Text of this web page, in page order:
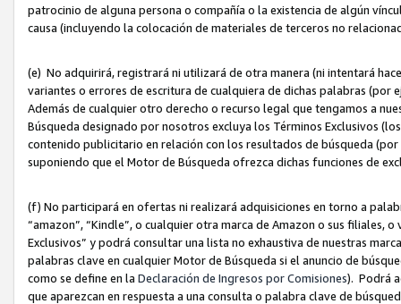
patrocinio de alguna persona o compañía o la existencia de algún
causa (incluyendo la colocación de materiales de terceros no
(e) No adquirirá, registrará ni utilizará de otra manera (ni intentará
variantes o errores de escritura de cualquiera de dichas palabras (por
Además de cualquier otro derecho o recurso legal que tengamos a
Búsqueda designado por nosotros excluya los Términos Exclusivos
contenido publicitario en relación con los resultados de búsqueda
suponiendo que el Motor de Búsqueda ofrezca dichas funciones de
(f) No participará en ofertas ni realizará adquisiciones en torno a
“amazon”, “Kindle”, o cualquier otra marca de Amazon o sus filiales,
Exclusivos” y podrá consultar una lista no exhaustiva de nuestras
palabras clave en cualquier Motor de Búsqueda si el anuncio de
como se define en la Declaración de Ingresos por Comisiones). Podrá
que aparezcan en respuesta a una consulta o palabra clave de